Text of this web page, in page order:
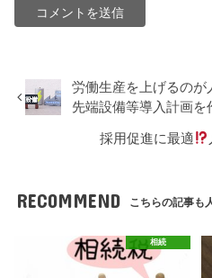
労働生産を上げるのが
先端設備等導入計画を
採用促進に最適
RECOMMEND こちらの記事も
相続